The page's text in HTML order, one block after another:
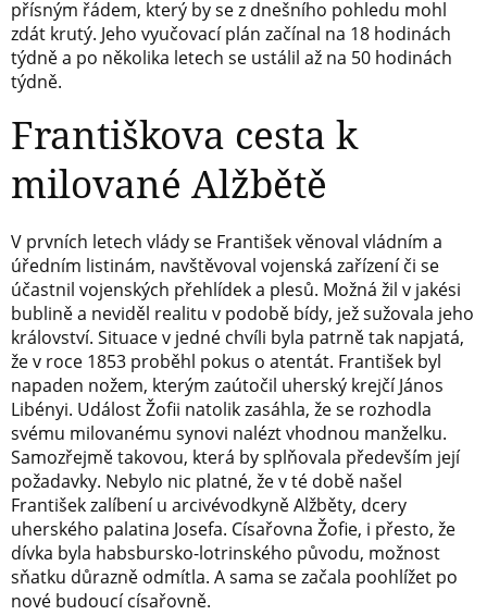
přísným řádem, který by se z dnešního pohledu mohl
zdát krutý. Jeho vyučovací plán začínal na 18 hodinách
týdně a po několika letech se ustálil až na 50 hodinách
týdně.
Františkova cesta k
milované Alžbětě
V prvních letech vlády se František věnoval vládním a
úředním listinám, navštěvoval vojenská zařízení či se
účastnil vojenských přehlídek a plesů. Možná žil v jakési
bublině a neviděl realitu v podobě bídy, jež sužovala jeho
království. Situace v jedné chvíli byla patrně tak napjatá,
že v roce 1853 proběhl pokus o atentát. František byl
napaden nožem, kterým zaútočil uherský krejčí János
Libényi. Událost Žofii natolik zasáhla, že se rozhodla
svému milovanému synovi nalézt vhodnou manželku.
Samozřejmě takovou, která by splňovala především její
požadavky. Nebylo nic platné, že v té době našel
František zalíbení u arcivévodkyně Alžběty, dcery
uherského palatina Josefa. Císařovna Žofie, i přesto, že
dívka byla habsbursko-lotrinského původu, možnost
sňatku důrazně odmítla. A sama se začala poohlížet po
nové budoucí císařovně.